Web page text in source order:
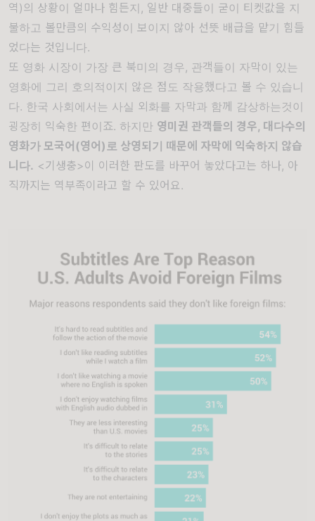
역)의 상황이 얼마나 힘든지, 일반 대중들이 굳이 티켓값을 지
불하고 볼만큼의 수익성이 보이지 않아 선뜻 배급을 맡기 힘들
었다는 것입니다.
또 영화 시장이 가장 큰 북미의 경우, 관객들이 자막이 있는
영화에 그리 호의적이지 않은 점도 작용했다고 볼 수 있습니
다. 한국 사회에서는 사실 외화를 자막과 함께 감상하는것이
굉장히 익숙한 편이죠. 하지만 영미권 관객들의 경우, 대다수의
영화가 모국어(영어)로 상영되기 때문에 자막에 익숙하지 않습
니다. <기생충>이 이러한 판도를 바꾸어 놓았다고는 하나, 아
직까지는 역부족이라고 할 수 있어요.